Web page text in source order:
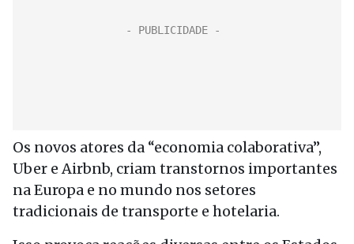
Os novos atores da “economia colaborativa”,
Uber e Airbnb, criam transtornos importantes
na Europa e no mundo nos setores
tradicionais de transporte e hotelaria.